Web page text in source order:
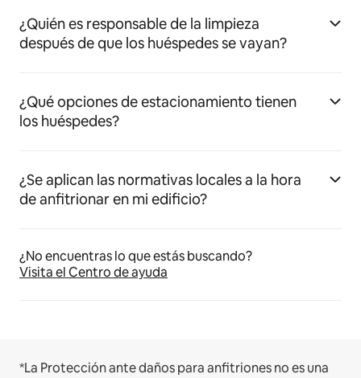
¿Quién es responsable de la limpieza
después de que los huéspedes se vayan?
¿Qué opciones de estacionamiento tienen
los huéspedes?
¿Se aplican las normativas locales a la hora
de anfitrionar en mi edificio?
¿No encuentras lo que estás buscando?
Visita el Centro de ayuda
*La Protección ante daños para anfitriones no es una